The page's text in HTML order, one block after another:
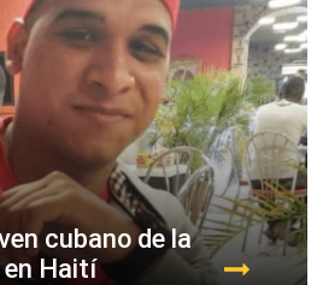
cubano de la
en Haití